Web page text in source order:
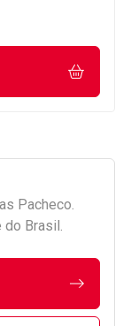
Pacheco.
do Brasil.